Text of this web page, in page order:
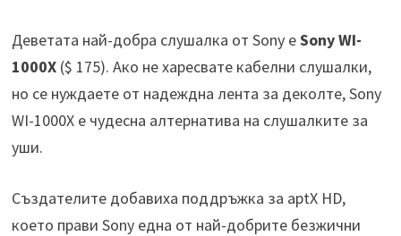
Деветата най-добра слушалка от Sony еSony WI-
1000X($ 175). Ако не харесвате кабелни слушалки,
но се нуждаете от надеждна лента за деколте, Sony
WI-1000X е чудесна алтернатива на слушалките за
уши.
Създателите добавиха поддръжка за aptX HD,
което прави Sony една от най-добрите безжични